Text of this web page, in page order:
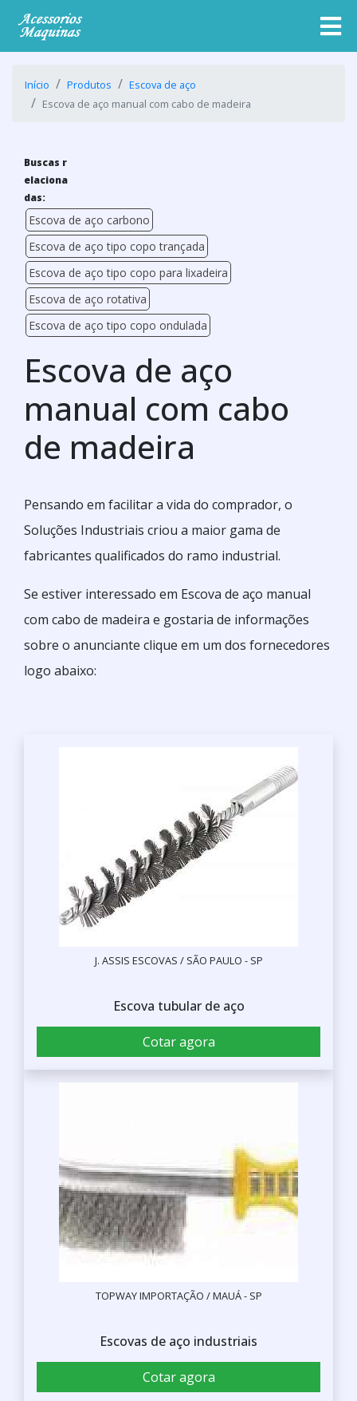
Início Produtos
Escova de aço
Escova de aço manual com cabo de madeira
Buscas r
elaciona
das:
Escova de aço carbono
Escova de aço tipo copo trançada
Escova de aço tipo copo para lixadeira
Escova de aço rotativa
Escova de aço tipo copo ondulada
Escova de aço
manual com cabo
de madeira
Pensando em facilitar a vida do comprador, o
Soluções Industriais criou a maior gama de
fabricantes qualificados do ramo industrial.
Se estiver interessado em Escova de aço manual
com cabo de madeira e gostaria de informações
sobre o anunciante clique em um dos fornecedores
logo abaixo:
J. ASSIS ESCOVAS / SÃO PAULO - SP
Escova tubular de aço
Cotar agora
TOPWAY IMPORTAÇÃO / MAUÁ - SP
Escovas de aço industriais
Cotar agora